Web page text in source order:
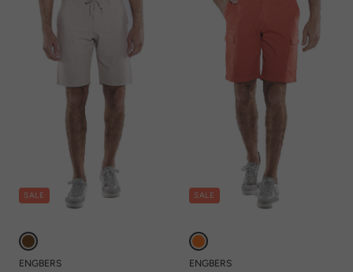
SALE
ENGBERS
SALE
ENGBERS